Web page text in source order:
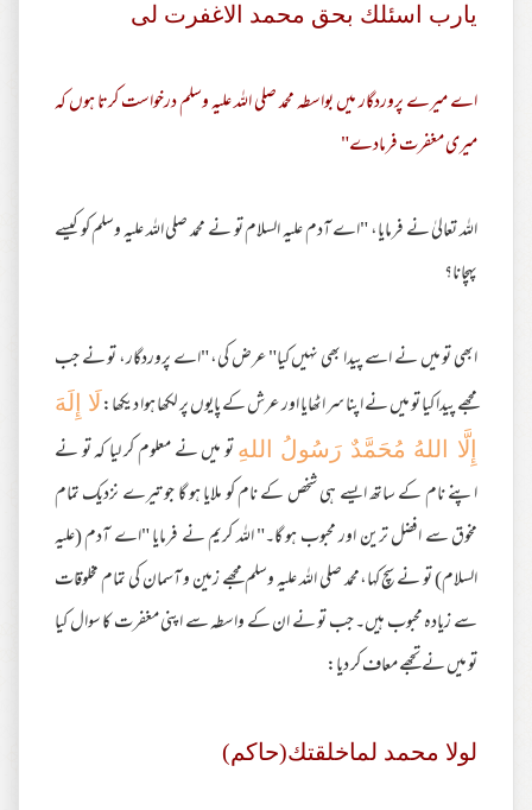
يارب اسئلك بحق محمد الاغفرت لى
اے میرے پروردگار میں بواسطہ محمد صلی اللہ علیہ وسلم درخواست کرتا ہوں کہ
میری مغفرت فرمادے"
اللہ تعالیٰ نے فرمایا، "اے آدم علیہ السلام تو نے محمد صلی اللہ علیہ وسلم کو کیسے
پہچانا؟
ابھی تو میں نے اسے پیدا بھی نہیں کیا" عرض کی، "اے پروردگار، تو نے جب
مجھے پیدا کیا تو میں نے اپنا سر اٹھایا اور عرش کے پایوں پر لکھا ہوا دیکھا:لَا إِلَهَ
إِلَّا اللهُ مُحَمَّدٌ رَسُولُ اللهِتو میں نے معلوم کر لیا کہ تو نے
اپنے نام کے ساتھ ایسے ہی شخص کے نام کو ملایا ہو گا جو تیرے نزدیک تمام
مخوق سے افضل ترین اور محبوب ہو گا۔" اللہ کریم نے فرمایا "اے آدم (علیہ
السلام) تو نے سچ کہا،محمد صلی اللہ علیہ وسلم مجھے زمین و آسمان کی تمام مخلوقات
سے زیادہ محبوب ہیں۔ جب تو نے ان کے واسطہ سے اپنی مغفرت کا سوال کیا
تو میں نے تجھے معاف کر دیا:
لولا محمد لماخلقتك(حاكم)